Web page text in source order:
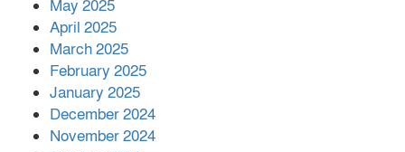
May 2025
April 2025
March 2025
February 2025
January 2025
December 2024
November 2024